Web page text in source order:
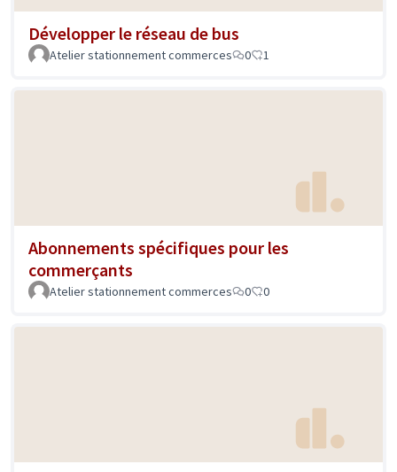
Développer le réseau de bus
Atelier stationnement commerces 0 1
Abonnements spécifiques pour les
commerçants
Atelier stationnement commerces 0 0